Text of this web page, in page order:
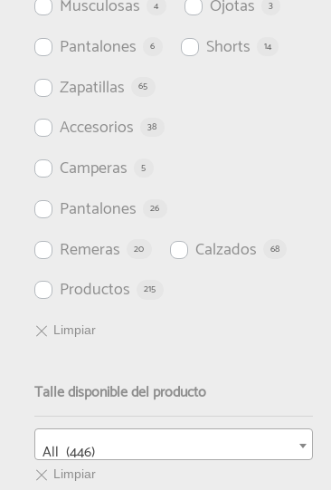
Musculosas 4 Ojotas 3
Pantalones 6 Shorts 14
Zapatillas 65
Accesorios 38
Camperas 5
Pantalones 26
Remeras 20 Calzados 68
Productos 215
Talle disponible del producto
All (446)